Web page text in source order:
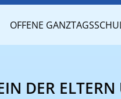
OFFENE
DER